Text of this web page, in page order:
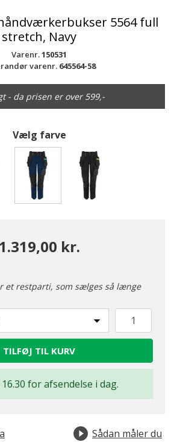
5564 full
stretch, Navy
Varenr.150531
varenr. 645564-58
- da prisen er over 599,-
Vælg farve
1.319,00 kr.
et restparti, som sælges så længe
TILFØJ TIL KURV
for afsendelse i dag.
Sådan måler du